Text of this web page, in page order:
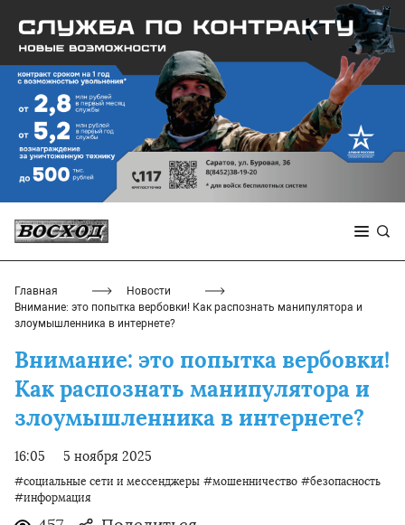
Главная
Новости
Внимание: это попытка вербовки! Как распознать манипулятора и
злоумышленника в интернете?
Внимание: это попытка вербовки!
Как распознать манипулятора и
злоумышленника в интернете?
16:05 5 ноября 2025
#социальные сети и мессенджеры #мошенничество #безопасность
#информация